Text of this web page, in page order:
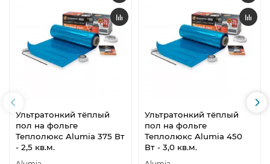
Ультратонкий тёплый
пол на фольге
Теплолюкс Alumia 375 Вт
- 2,5 кв.м.
Ультратонкий тёплый
пол на фольге
Теплолюкс Alumia 450
Вт - 3,0 кв.м.